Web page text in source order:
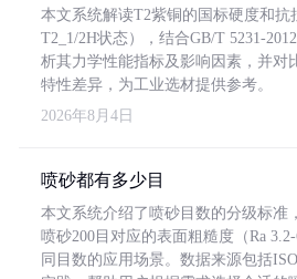
本文系统解读T2紫铜的国标硬度和抗
T2_1/2H状态），结合GB/T 5231-
析其力学性能指标及影响因素，并对
特性差异，为工业选材提供参考。
2026年8月4日
喷砂都有多少目
本文系统介绍了喷砂目数的分级标准
喷砂200目对应的表面粗糙度（Ra
同目数的应用场景。数据来源包括